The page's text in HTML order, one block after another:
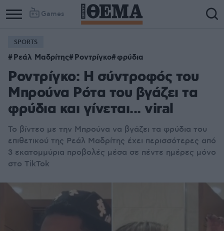
Games
SPORTS
Ρεάλ Μαδρίτης Ροντρίγκο φρύδια
Ροντρίγκο: Η σύντροφός του
Μπρούνα Ρότα του βγάζει τα
φρύδια και γίνεται... viral
Το βίντεο με την Μπρούνα να βγάζει τα φρύδια του
επιθετικού της Ρεάλ Μαδρίτης έχει περισσότερες από
3 εκατομμύρια προβολές μέσα σε πέντε ημέρες μόνο
στο TikTok